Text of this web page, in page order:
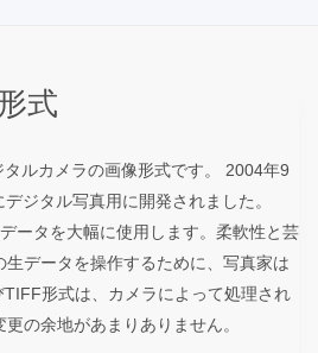
式
ルカメラの画像形式です。 2004年9
ジタル写真用に開発されました。
ータを大幅に使用します。柔軟性と芸
データを操作するために、写真家は
形式は、カメラによって処理され
の余地があまりありません。